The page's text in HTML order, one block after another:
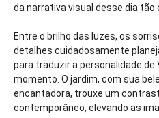
da narrativa visual desse dia tão
Entre o brilho das luzes, os
detalhes cuidadosamente
para traduzir a personalidade de
momento. O jardim, com sua
encantadora, trouxe um
contemporâneo, elevando as